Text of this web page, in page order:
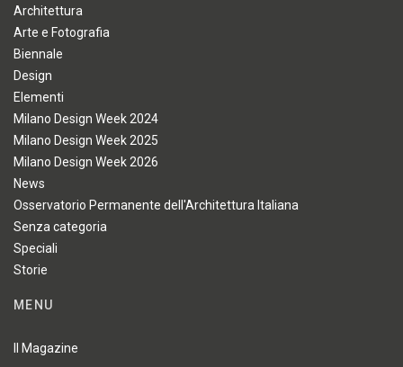
Architettura
Arte e Fotografia
Biennale
Design
Elementi
Milano Design Week 2024
Milano Design Week 2025
Milano Design Week 2026
News
Osservatorio Permanente dell'Architettura Italiana
Senza categoria
Speciali
Storie
MENU
Il Magazine